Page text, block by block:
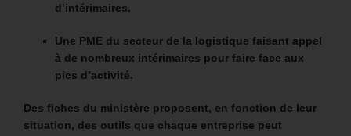
d’intérimaires.
Une PME du secteur de la logistique faisant appel
à de nombreux intérimaires pour faire face aux
pics d’activité.
Des fiches du ministère proposent, en fonction de leur
situation, des outils que chaque entreprise peut